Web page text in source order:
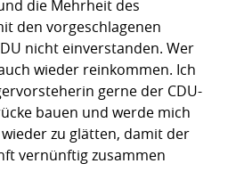
die Mehrheit des
den vorgeschlagenen
nicht einverstanden. Wer
wieder reinkommen. Ich
gerne der CDU-
bauen und werde mich
zu glätten, damit der
vernünftig zusammen